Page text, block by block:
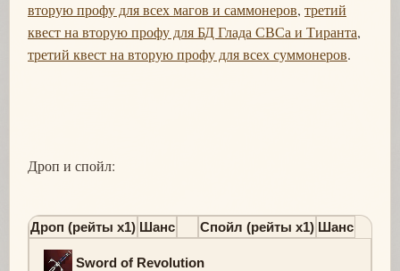
вторую профу для всех магов и саммонеров, третий
квест на вторую профу для БД Глада СВСа и Тиранта,
третий квест на вторую профу для всех суммонеров.
Дроп и спойл:
Дроп (рейты х1) Шанс Спойл (рейты х1) Шанс
Sword of Revolution